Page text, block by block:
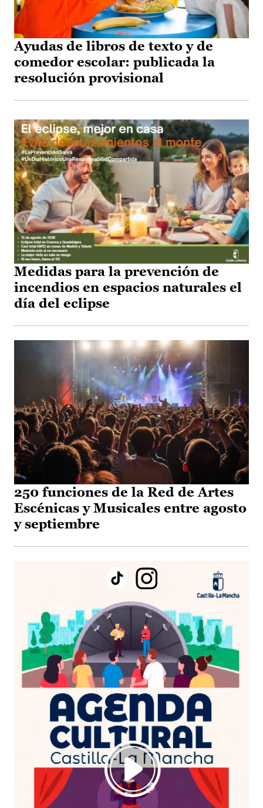
Ayudas de libros de texto y de
comedor escolar: publicada la
resolución provisional
Medidas para la prevención de
incendios en espacios naturales el
día del eclipse
250 funciones de la Red de Artes
Escénicas y Musicales entre agosto
y septiembre